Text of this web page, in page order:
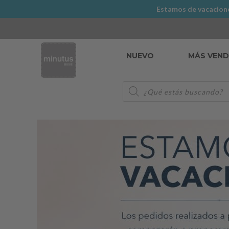
Estamos de
NUEVO MÁS
Búsqueda
de
productos